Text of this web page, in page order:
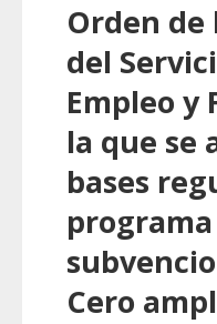
Orden de
del
Empleo y
la que se
bases
Cero